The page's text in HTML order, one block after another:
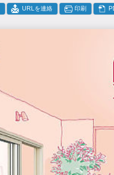
URLを連絡 印刷